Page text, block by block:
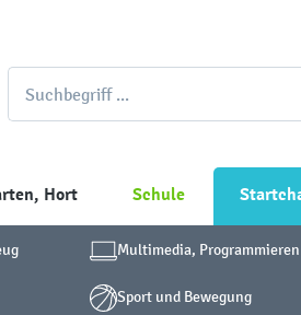
Hort Schule
Multimedia, Programmieren
Sport und Bewegung